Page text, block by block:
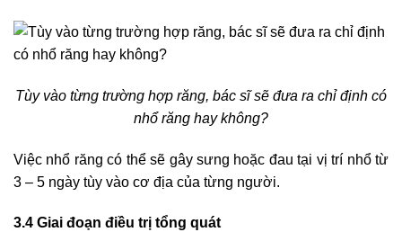
Tùy vào từng trường hợp răng, bác sĩ sẽ đưa ra chỉ định có
nhổ răng hay không?
Việc nhổ răng có thể sẽ gây sưng hoặc đau tại vị trí nhổ từ
3 – 5 ngày tùy vào cơ địa của từng người.
3.4 Giai đoạn điều trị tổng quát